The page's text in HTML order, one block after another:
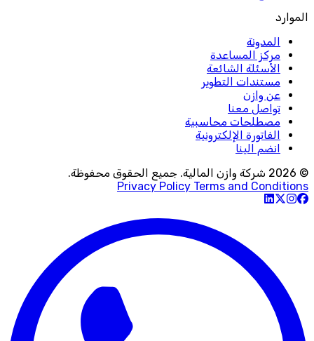
الموارد
المدونة
مركز المساعدة
الأسئلة الشائعة
مستندات التطوير
عن وازن
تواصل معنا
مصطلحات محاسبية
الفاتورة الإلكترونية
انضم الينا
© 2026 شركة وازن المالية. جميع الحقوق محفوظة.
Privacy Policy Terms and Conditions